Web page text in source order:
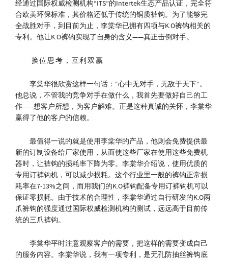
经通过国际权威检测机构“ITS”的Intertek生态产品认证，完全符
合欧美环保标准，其价格还低于传统的铜质裤钩。为了能够完
全战胜对手，到目前为止，李棠华已拥有四项与K.O裤钩相关的
专利。他让K.O裤钩实现了自身的含义——真正击倒对手。
换位思考，互利双赢
李棠华很欣赏这样一句话：“心中无对手，无敌于天下”。
他总说，不管我的竞争对手在做什么，我首先要做好自己的工
作——想客户所想，为客户解难。正是这种真诚的关怀，李棠华
赢得了他的客户的信赖。
最值得一说的就是使用李棠华的产品，他则会免费提供最
新的订制设备给厂家使用，从而使这些厂家在使用这些免费机
器时，让裤钩的损耗率下降为零。李棠华介绍说，使用优质的
专用订裤钩机，可以减少损耗。这个行业里一般的裤钩正常损
耗率在7-13%之间，而用我们的K.O裤钩配备专用订裤钩机可以
保证零损耗。由于技术的合理性，李棠华通过自行研发的K.O两
爪裤钩的强度通过国际权威检测机构的测试，远远高于目前传
统的三爪裤钩。
李棠华平时注意观察客户的需要，把这样的需要变成自己
的服务内容。李棠华说，我有一项专利，是无孔防抽丝裤钩底